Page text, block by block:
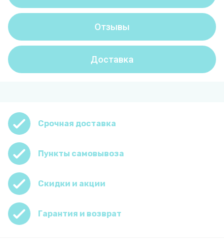
Отзывы
Доставка
Срочная доставка
Пункты самовывоза
Скидки и акции
Гарантия и возврат